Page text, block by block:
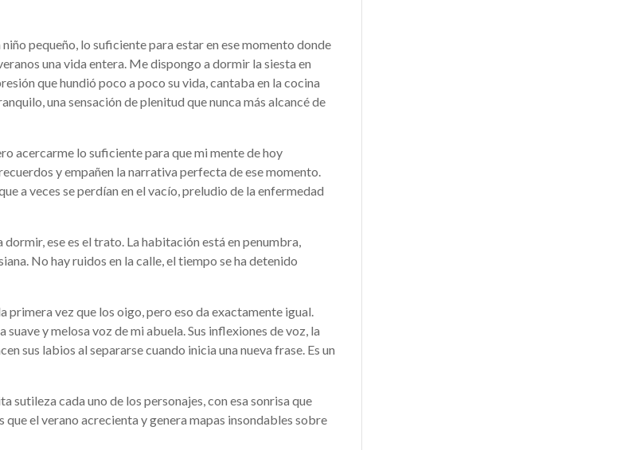
pequeño, lo suficiente para estar en ese momento donde
una vida entera. Me dispongo a dormir la siesta en
que hundió poco a poco su vida, cantaba en la cocina
una sensación de plenitud que nunca más alcancé de
acercarme lo suficiente para que mi mente de hoy
y empañen la narrativa perfecta de ese momento.
a veces se perdían en el vacío, preludio de la enfermedad
ese es el trato. La habitación está en penumbra,
No hay ruidos en la calle, el tiempo se ha detenido
primera vez que los oigo, pero eso da exactamente igual.
y melosa voz de mi abuela. Sus inflexiones de voz, la
sus labios al separarse cuando inicia una nueva frase. Es un
cada uno de los personajes, con esa sonrisa que
que el verano acrecienta y genera mapas insondables sobre